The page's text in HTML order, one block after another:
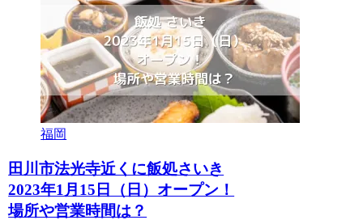
福岡
田川市法光寺近くに飯処さいき
2023年1月15日（日）オープン！
場所や営業時間は？